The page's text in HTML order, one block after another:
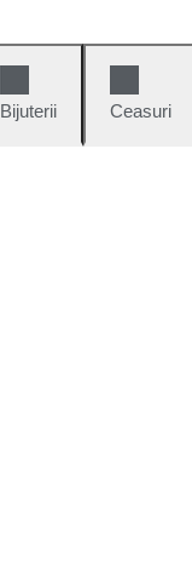
Bijuterii Ceasuri